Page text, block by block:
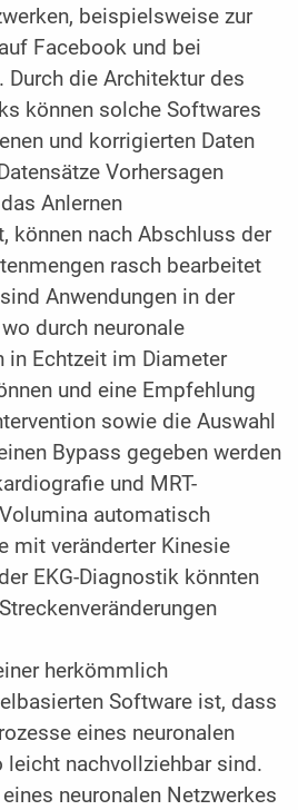
beispielsweise zur
Facebook und bei
die Architektur des
können solche Softwares
und korrigierten Daten
Vorhersagen
Anlernen
können nach Abschluss der
rasch bearbeitet
Anwendungen in der
durch neuronale
in Echtzeit im Diameter
und eine Empfehlung
sowie die Auswahl
Bypass gegeben werden
und MRT-
automatisch
mit veränderter Kinesie
EKG-Diagnostik könnten
herkömmlich
Software ist, dass
eines neuronalen
leicht nachvollziehbar sind.
neuronalen Netzwerkes